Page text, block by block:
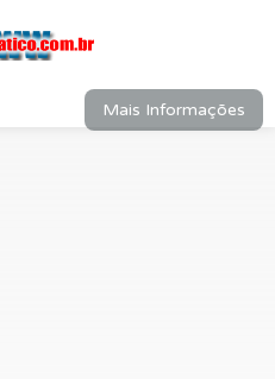
Mais Informações